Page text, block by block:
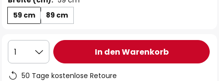
59 cm
89 cm
1 In den Warenkorb
50 Tage kostenlose Retoure